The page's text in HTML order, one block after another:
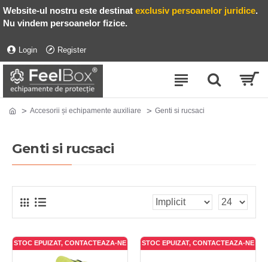
Website-ul nostru este destinat exclusiv persoanelor juridice.
Nu vindem persoanelor fizice.
Login Register
Accesorii și echipamente auxiliare Genti si rucsaci
Genti si rucsaci
STOC EPUIZAT, CONTACTEAZA-NE STOC EPUIZAT, CONTACTEAZA-NE